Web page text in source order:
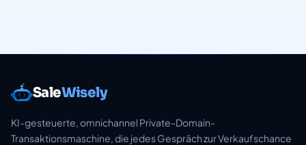
SaleWisely
KI-gesteuerte, omnichannel Private-Domain-
Transaktionsmaschine, die jedes Gespräch zur Verkaufschance